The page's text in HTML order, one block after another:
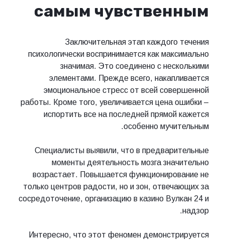
самым чувственным
Заключительная этап каждого течения
психологически воспринимается как максимально
значимая. Это соединено с несколькими
элементами. Прежде всего, накапливается
эмоциональное стресс от всей совершенной
работы. Кроме того, увеличивается цена ошибки –
испортить все на последней прямой кажется
особенно мучительным.
Специалисты выявили, что в предварительные
моменты деятельность мозга значительно
возрастает. Повышается функционирование не
только центров радости, но и зон, отвечающих за
сосредоточение, организацию в казино Вулкан 24 и
надзор.
Интересно, что этот феномен демонстрируется